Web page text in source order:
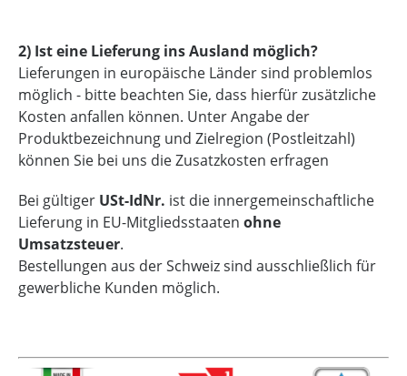
2) Ist eine Lieferung ins Ausland möglich?
Lieferungen in europäische Länder sind problemlos
möglich - bitte beachten Sie, dass hierfür zusätzliche
Kosten anfallen können. Unter Angabe der
Produktbezeichnung und Zielregion (Postleitzahl)
können Sie bei uns die Zusatzkosten erfragen
Bei gültiger USt-IdNr. ist die innergemeinschaftliche
Lieferung in EU-Mitgliedsstaaten ohne
Umsatzsteuer.
Bestellungen aus der Schweiz sind ausschließlich für
gewerbliche Kunden möglich.